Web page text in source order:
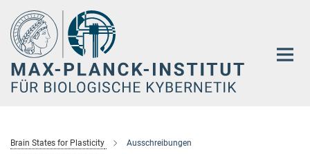
Hauptinhalt
Brain States for Plasticity Ausschreibungen